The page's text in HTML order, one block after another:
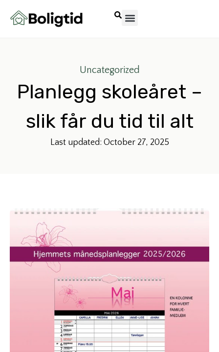
Uncategorized
Planlegg skoleåret –
slik får du tid til alt
Last updated: October 27, 2025